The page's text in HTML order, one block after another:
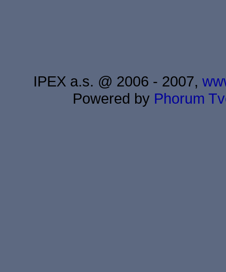
IPEX a.s. @ 2006 - 2007,
Powered by Phorum